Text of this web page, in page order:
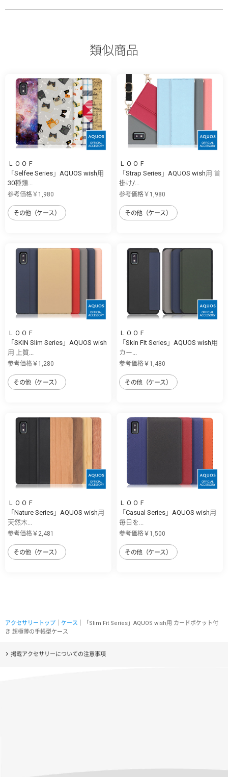
類似商品
ＬＯＯＦ
「Selfee Series」AQUOS wish用
30種類...
参考価格￥1,980
その他（ケース）
ＬＯＯＦ
「Strap Series」AQUOS wish用 首
掛け/...
参考価格￥1,980
その他（ケース）
ＬＯＯＦ
「SKIN Slim Series」AQUOS wish
用 上質...
参考価格￥1,280
その他（ケース）
ＬＯＯＦ
「Skin Fit Series」AQUOS wish用
カー...
参考価格￥1,480
その他（ケース）
ＬＯＯＦ
「Nature Series」AQUOS wish用
天然木...
参考価格￥2,481
その他（ケース）
ＬＯＯＦ
「Casual Series」AQUOS wish用
毎日を...
参考価格￥1,500
その他（ケース）
アクセサリートップ ケース ｜「Slim Fit Series」AQUOS wish用 カードポケット付
き 超極薄の手帳型ケース
掲載アクセサリーについての注意事項